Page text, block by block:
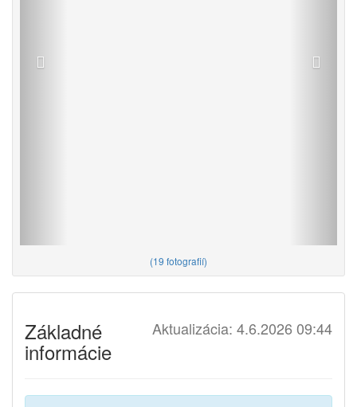
(19 fotografií)
Aktualizácia: 4.6.2026 09:44
Základné
informácie